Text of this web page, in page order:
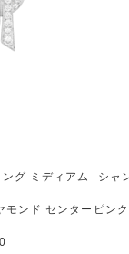
グ ミディアム
モンド センター
シャ
ピン